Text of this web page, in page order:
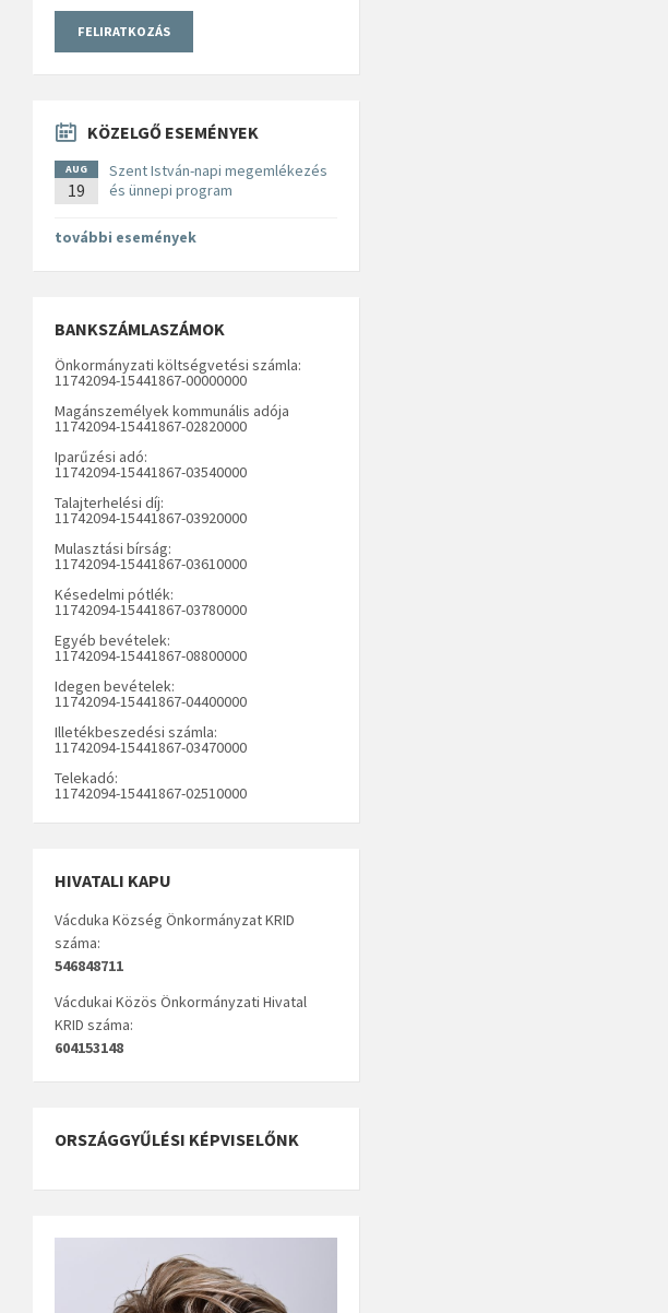
KÖZELGŐ ESEMÉNYEK
AUG
19
Szent István-napi megemlékezés
és ünnepi program
további események
BANKSZÁMLASZÁMOK
Önkormányzati költségvetési számla:
11742094-15441867-00000000
Magánszemélyek kommunális adója
11742094-15441867-02820000
Iparűzési adó:
11742094-15441867-03540000
Talajterhelési díj:
11742094-15441867-03920000
Mulasztási bírság:
11742094-15441867-03610000
Késedelmi pótlék:
11742094-15441867-03780000
Egyéb bevételek:
11742094-15441867-08800000
Idegen bevételek:
11742094-15441867-04400000
Illetékbeszedési számla:
11742094-15441867-03470000
Telekadó:
11742094-15441867-02510000
HIVATALI KAPU
Vácduka Község Önkormányzat KRID
száma:
546848711
Vácdukai Közös Önkormányzati Hivatal
KRID száma:
604153148
ORSZÁGGYŰLÉSI KÉPVISELŐNK